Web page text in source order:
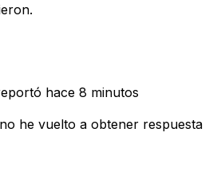
hace 8 minutos
he vuelto a obtener respuesta